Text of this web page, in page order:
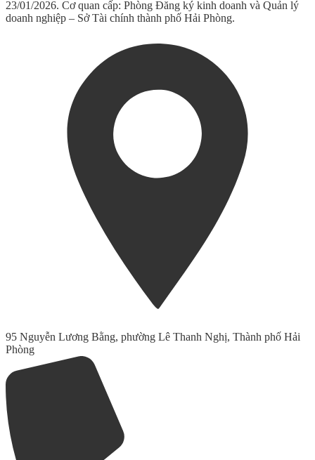
23/01/2026. Cơ quan cấp: Phòng Đăng ký kinh doanh và Quản lý
doanh nghiệp – Sở Tài chính thành phố Hải Phòng.
95 Nguyễn Lương Bằng, phường Lê Thanh Nghị, Thành phố Hải
Phòng